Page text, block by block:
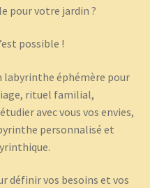
pour votre jardin ?
possible !
labyrinthe éphémère pour
rituel familial,
avec vous vos envies,
personnalisé et
définir vos besoins et vos